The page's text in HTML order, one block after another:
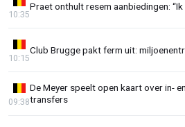
Praet onthult resem aanbiedingen:
10:35
Club Brugge pakt ferm uit:
10:15
De Meyer speelt open kaart over in-
transfers
09:38